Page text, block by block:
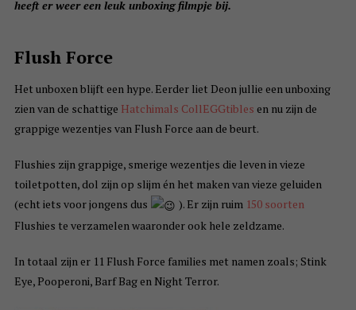
heeft er weer een leuk unboxing filmpje bij.
Flush Force
Het unboxen blijft een hype. Eerder liet Deon jullie een unboxing
zien van de schattige Hatchimals CollEGGtibles en nu zijn de
grappige wezentjes van Flush Force aan de beurt.
Flushies zijn grappige, smerige wezentjes die leven in vieze
toiletpotten, dol zijn op slijm én het maken van vieze geluiden
(echt iets voor jongens dus
). Er zijn ruim 150 soorten
Flushies te verzamelen waaronder ook hele zeldzame.
In totaal zijn er 11 Flush Force families met namen zoals; Stink
Eye, Pooperoni, Barf Bag en Night Terror.